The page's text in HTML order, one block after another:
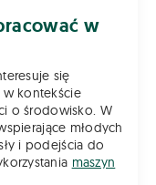
w
się
w kontekście
o środowisko. W
młodych
i podejścia do
maszyn